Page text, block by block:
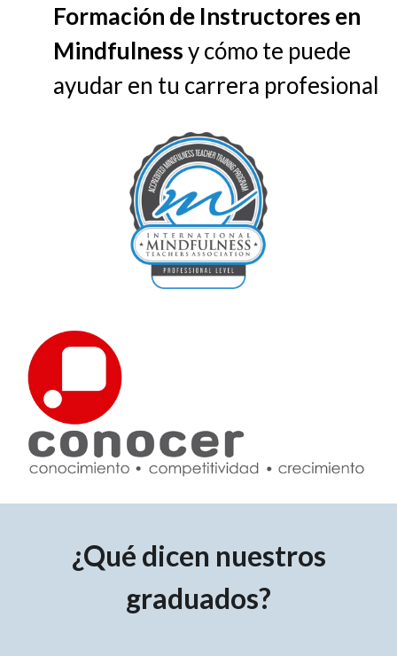
Formación de Instructores en
Mindfulnessy cómo te puede
ayudar en tu carrera profesional
¿Qué dicen nuestros
graduados?